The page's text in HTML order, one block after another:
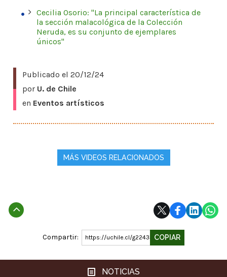
Cecilia Osorio: "La principal característica de
la sección malacológica de la Colección
Neruda, es su conjunto de ejemplares
únicos"
Publicado el20/12/24
por U. de Chile
en Eventos artísticos
MÁS VIDEOS RELACIONADOS
Subir
Compartir: https://uchile.cl/g224337COPIAR
NOTICIAS